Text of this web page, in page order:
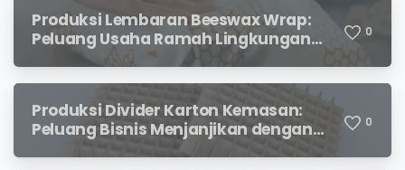
Produksi Lembaran Beeswax Wrap:
Peluang Usaha Ramah Lingkungan
yang Menjanjikan
0
Produksi Divider Karton Kemasan:
Peluang Bisnis Menjanjikan dengan
Permintaan yang Terus Meningkat
0